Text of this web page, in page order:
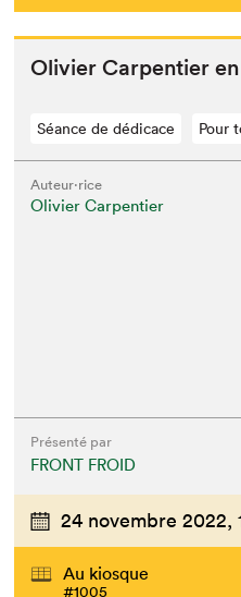
Olivi­er Car­pen­tier
Séance de dédicace Pour
Auteur·rice
Olivier Carpentier
Présenté par
FRONT FROID
24 novembre 2022,
Au kiosque
#1005